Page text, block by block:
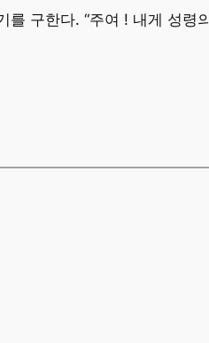
구한다. “주여 ! 내게 성령